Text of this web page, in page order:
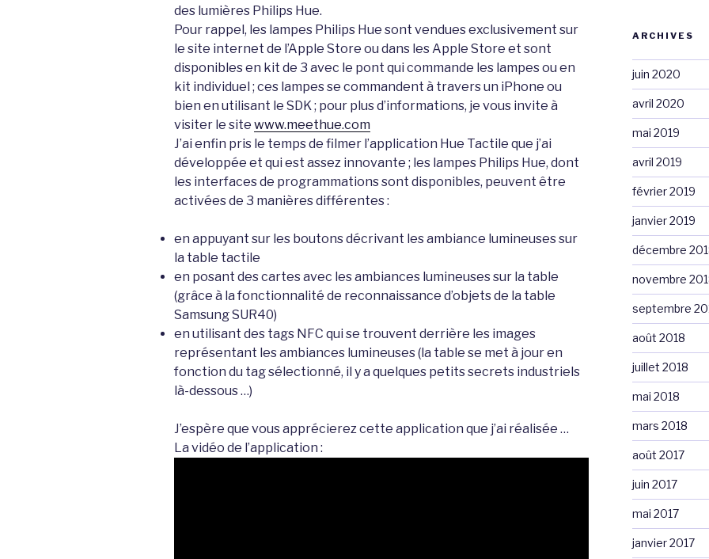
des lumières Philips Hue.
Pour rappel, les lampes Philips Hue sont vendues exclusivement sur
le site internet de l’Apple Store ou dans les Apple Store et sont
disponibles en kit de 3 avec le pont qui commande les lampes ou en
kit individuel ; ces lampes se commandent à travers un iPhone ou
bien en utilisant le SDK ; pour plus d’informations, je vous invite à
visiter le site www.meethue.com
J’ai enfin pris le temps de filmer l’application Hue Tactile que j’ai
développée et qui est assez innovante ; les lampes Philips Hue, dont
les interfaces de programmations sont disponibles, peuvent être
activées de 3 manières différentes :
en appuyant sur les boutons décrivant les ambiance lumineuses sur
la table tactile
en posant des cartes avec les ambiances lumineuses sur la table
(grâce à la fonctionnalité de reconnaissance d’objets de la table
Samsung SUR40)
en utilisant des tags NFC qui se trouvent derrière les images
représentant les ambiances lumineuses (la table se met à jour en
fonction du tag sélectionné, il y a quelques petits secrets industriels
là-dessous …)
J’espère que vous apprécierez cette application que j’ai réalisée …
La vidéo de l’application :
ARCHIVES
juin 2020
avril 2020
mai 2019
avril 2019
février 2019
janvier 2019
décembre
novembre
septembre
août 2018
juillet 2018
mai 2018
mars 2018
août 2017
juin 2017
mai 2017
janvier 2017